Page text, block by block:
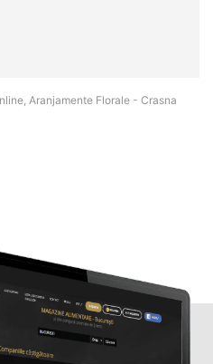
Aranjamente Florale - Crasna